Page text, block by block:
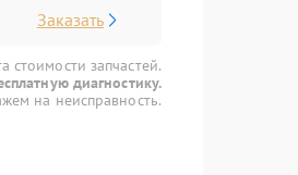
Заказать
стоимости запчастей.
диагностику.
на неисправность.